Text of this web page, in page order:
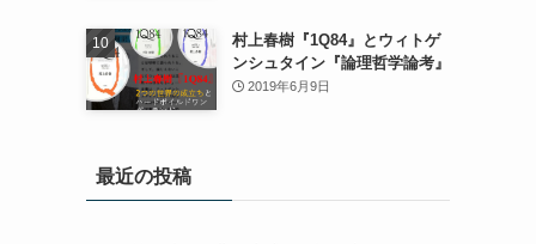
村上春樹『1Q84』とウィトゲ
ンシュタイン『論理哲学論考』
2019年6月9日
最近の投稿